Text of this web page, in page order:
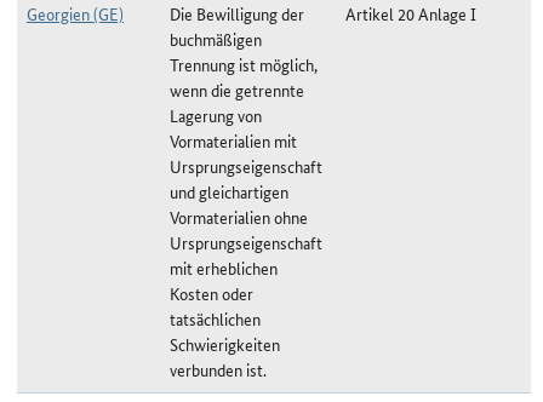
Georgien (GE)
Die Bewilligung der
buchmäßigen
Trennung ist möglich,
wenn die getrennte
Lagerung von
Vormaterialien mit
Ursprungseigenschaft
und gleichartigen
Vormaterialien ohne
Ursprungseigenschaft
mit erheblichen
Kosten oder
tatsächlichen
Schwierigkeiten
verbunden ist.
Artikel 20 Anlage I